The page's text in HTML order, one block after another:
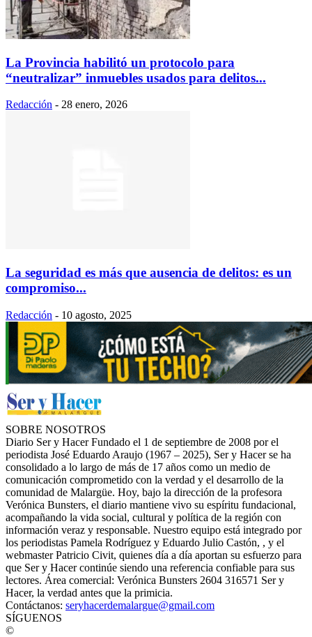
La Provincia habilitó un protocolo para
“neutralizar” inmuebles usados para delitos...
Redacción - 28 enero, 2026
La seguridad es más que ausencia de delitos: es un
compromiso...
Redacción - 10 agosto, 2025
SOBRE NOSOTROS
Diario Ser y Hacer Fundado el 1 de septiembre de 2008 por el
periodista José Eduardo Araujo (1967 – 2025), Ser y Hacer se ha
consolidado a lo largo de más de 17 años como un medio de
comunicación comprometido con la verdad y el desarrollo de la
comunidad de Malargüe. Hoy, bajo la dirección de la profesora
Verónica Bunsters, el diario mantiene vivo su espíritu fundacional,
acompañando la vida social, cultural y política de la región con
información veraz y responsable. Nuestro equipo está integrado por
los periodistas Pamela Rodríguez y Eduardo Julio Castón, , y el
webmaster Patricio Civit, quienes día a día aportan su esfuerzo para
que Ser y Hacer continúe siendo una referencia confiable para sus
lectores. Área comercial: Verónica Bunsters 2604 316571 Ser y
Hacer, la verdad antes que la primicia.
Contáctanos: seryhacerdemalargue@gmail.com
SÍGUENOS
©